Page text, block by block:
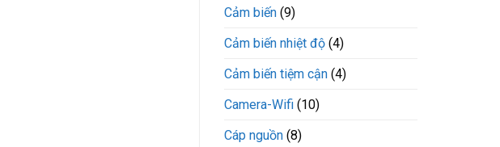
Cảm biến (9)
Cảm biến nhiệt độ (4)
Cảm biến tiệm cận (4)
Camera-Wifi (10)
Cáp nguồn (8)